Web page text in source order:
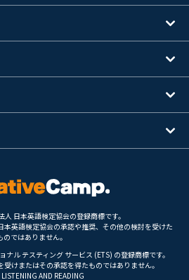
人 日本英語検定協会の登録商標です。
本英語検定協会の承認や推奨、その他の検討を受けた
のではありません。
ナル テスティング サービス (ETS) の登録商標です。
受けまたはその承認を得たものではありません。
AND READING